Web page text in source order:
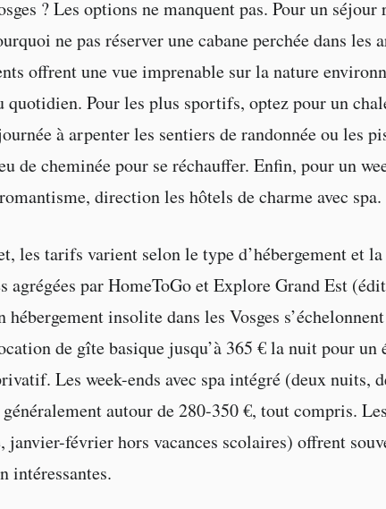
? Les options ne manquent pas. Pour un séjour
ne pas réserver une cabane perchée dans les
offrent une vue imprenable sur la nature
quotidien. Pour les plus sportifs, optez pour un
à arpenter les sentiers de randonnée ou les
de cheminée pour se réchauffer. Enfin, pour un
direction les hôtels de charme avec spa.
les tarifs varient selon le type d’hébergement et la
agrégées par HomeToGo et Explore Grand Est
hébergement insolite dans les Vosges
de gîte basique jusqu’à 365 € la nuit pour un
Les week-ends avec spa intégré (deux nuits,
autour de 280-350 €, tout compris.
janvier-février hors vacances scolaires) offrent
intéressantes.